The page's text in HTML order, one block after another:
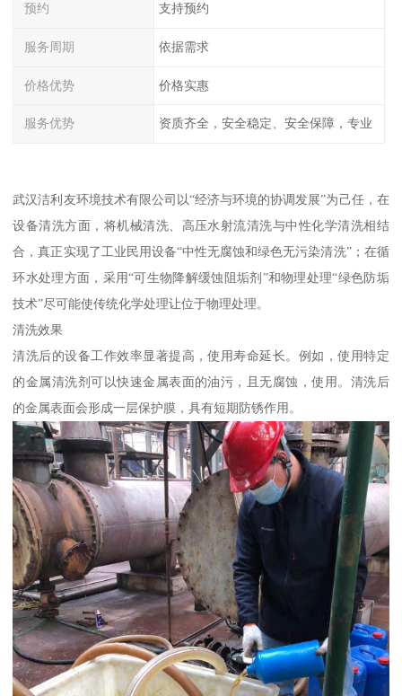
预约 支持预约
服务周期 依据需求
价格优势 价格实惠
服务优势 资质齐全，安全稳定、安全保障，专业
武汉洁利友环境技术有限公司以“经济与环境的协调发展”为己任，在
设备清洗方面，将机械清洗、高压水射流清洗与中性化学清洗相结
合，真正实现了工业民用设备“中性无腐蚀和绿色无污染清洗”；在循
环水处理方面，采用“可生物降解缓蚀阻垢剂”和物理处理“绿色防垢
技术”尽可能使传统化学处理让位于物理处理。
清洗效果
清洗后的设备工作效率显著提高，使用寿命延长。例如，使用特定
的金属清洗剂可以快速金属表面的油污，且无腐蚀，使用。清洗后
的金属表面会形成一层保护膜，具有短期防锈作用。